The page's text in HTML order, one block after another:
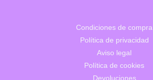
Condiciones de compra
Política de privacidad
Aviso legal
Política de cookies
Devoluciones